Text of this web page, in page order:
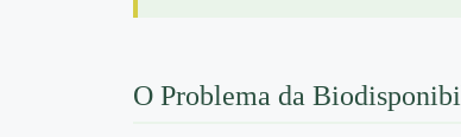
O Problema da